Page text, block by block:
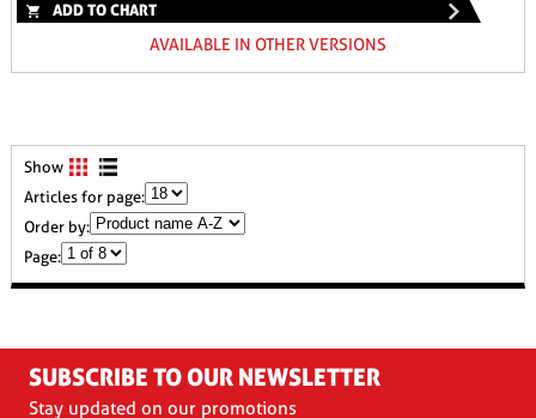
ADD TO CHART
AVAILABLE IN OTHER VERSIONS
Show
Articles for page:
Order by:
Page:
SUBSCRIBE TO OUR NEWSLETTER
Stay updated on our promotions